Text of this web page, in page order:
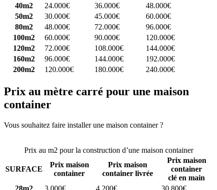
40m2
24.000€ 36.000€
48.000€
50m2
30.000€ 45.000€
60.000€
80m2
48.000€ 72.000€
96.000€
100m2
60.000€ 90.000€
120.000€
120m2
72.000€ 108.000€
144.000€
160m2
96.000€ 144.000€
192.000€
200m2
120.000€ 180.000€ 240.000€
Prix au mètre carré pour une maison
container
Vous souhaitez faire installer une maison container ?
Prix au m2 pour la construction d’une maison container
SURFACE
Prix maison
container
Prix maison
container livrée
Prix maison
container
clé en main
28m2
3.000€ 4.200€
30.800€